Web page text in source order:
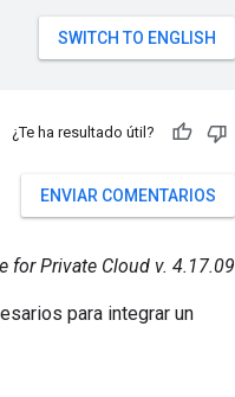
¿Te ha resultado útil?
ENVIAR COMENTARIOS
for Private Cloud v. 4.17.09
para integrar un